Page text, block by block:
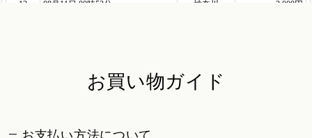
お買い物ガイド
お支払い方法について